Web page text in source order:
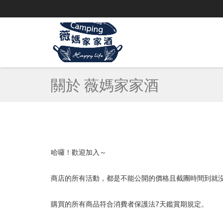
關於 薇媽家家酒
哈囉！歡迎加入～
商店的所有活動，都是不能公開的價格且截團時間到就
購買的所有商品符合消費者保護法7天鑑賞期規定。